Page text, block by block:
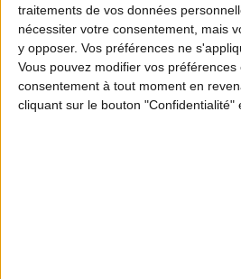
traitements de vos données
nécessiter votre consentement, mais
y opposer. Vos préférences ne
Vous pouvez modifier vos
consentement à tout moment en
cliquant sur le bouton "Confidentialité"